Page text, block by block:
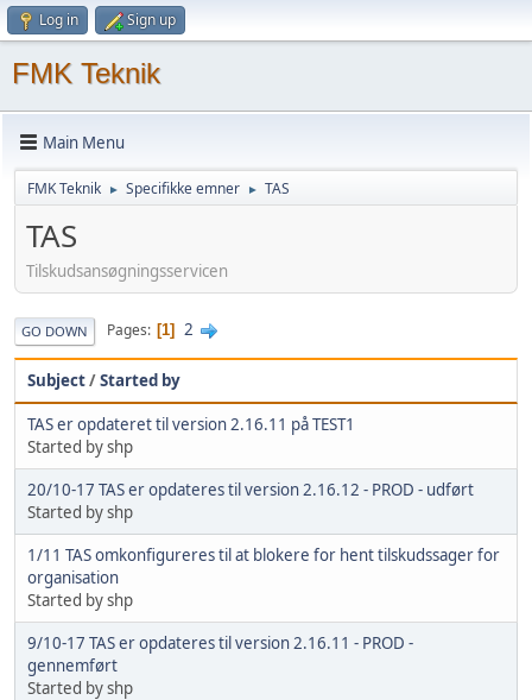
Log in Sign up
FMK Teknik
Main Menu
FMK Teknik ► Specifikke emner ► TAS
TAS
Tilskudsansøgningsservicen
GO DOWN Pages 1 2
Subject/Started by
TAS er opdateret til version 2.16.11 på TEST1
Started by shp
20/10-17 TAS er opdateres til version 2.16.12 - PROD - udført
Started by shp
1/11 TAS omkonfigureres til at blokere for hent tilskudssager for
organisation
Started by shp
9/10-17 TAS er opdateres til version 2.16.11 - PROD -
gennemført
Started by shp